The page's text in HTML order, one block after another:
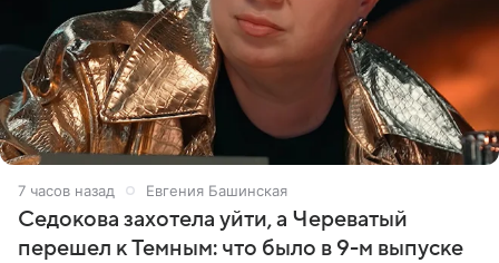
7 часов назад Евгения Башинская
Седокова захотела уйти, а Череватый
перешел к Темным: что было в 9-м выпуске